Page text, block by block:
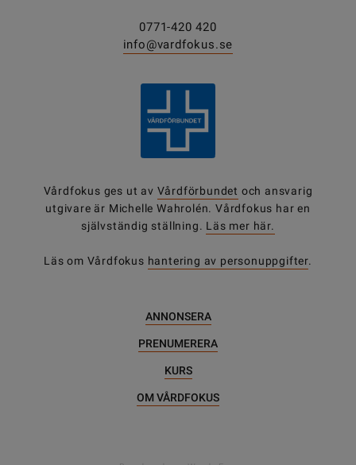
0771-420 420
info@vardfokus.se
Vårdfokus ges ut av Vårdförbundet och ansvarig
utgivare är Michelle Wahrolén. Vårdfokus har en
självständig ställning. Läs mer här.
Läs om Vårdfokus hantering av personuppgifter.
ANNONSERA
PRENUMERERA
KURS
OM VÅRDFOKUS